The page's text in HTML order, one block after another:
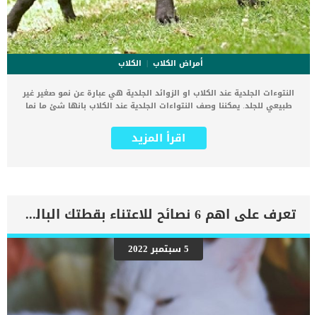
أمراض الكلاب
الكلاب
النتوءات الجلدية عند الكلاب او الزوائد الجلدية هي عبارة عن نمو صغير غير
طبيعي للجلد. يمكننا وصف النتواءات الجلدية عند الكلاب بانها شئ ما نما
والساقين والرقبة. اقرا ايضا: التهاب الجلد القاتل عند الكلاب.. تعرف عليه
لا تعتبر الزوائد الجلدية حالة طارئة ، ولكن يوصى دائمًا بفحصها من قبل
النتواءات الجلدية عبارة عن قطع صغيرة جدًا من الجلد متصلة بهيكل صغير
يشبه القصبة. عادة ما يكون حجمها بضعة ملليمترات فقط ، وهي قابلة
للحركة وليست مؤلمة. اقرأ ايضا: سرطان الجلد الخبيث عند الكلاب هل
يمكن ان تكون هذه النتواءات قراد ؟ قد يكون من الصعب تأكيد القراد ؛
إذا كنت لا تلاحظ وجود أرجل تمتد من الجسم ، فلا تحاول إزالتها دون أن
يصل إليها الطبيب البيطري أولاً. تأكد من مراقبة الزوائد الجلدية بحثًا عن
أي تغييرات ، وإذا لاحظت تغير النمو أو زيادة حجمه أو رأيت الكثير منها
على جسم كلبك […]
اقرأ المزيد
تعرف على اهم 6 نصائح للاعتناء بقطتك البالغة
5 سبتمبر 2022